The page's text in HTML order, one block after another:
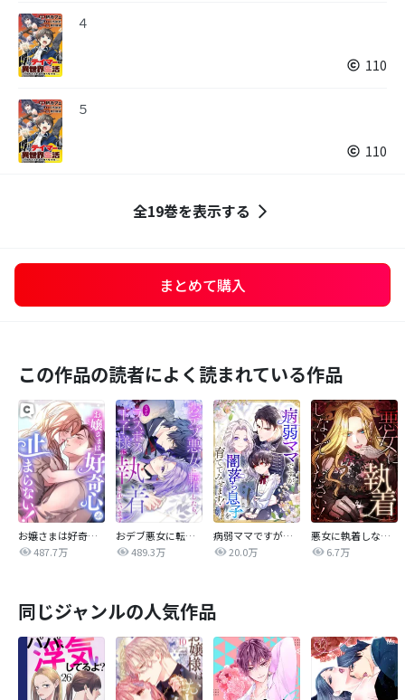
４
110
５
110
全19巻を表示する
まとめて購入
この作品の読者によく読まれている作品
お嬢さまは好奇心が止まらない！
487.7万
おデブ悪女に転生したら、なぜかラスボス王子様に執着されています
489.3万
病弱ママですが、闇落ち息子を育ててみせます！【タテヨミ】
20.0万
悪女に執着しないでください！【タテヨミ】
6.7万
同じジャンルの人気作品